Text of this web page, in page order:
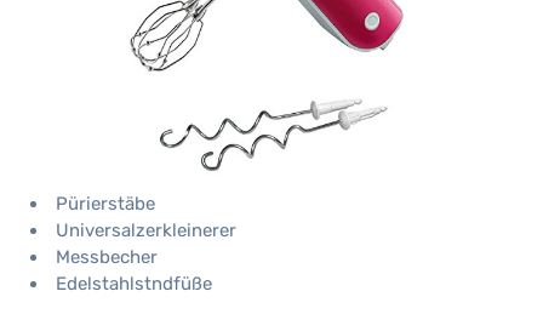
Pürierstäbe
Universalzerkleinerer
Messbecher
Edelstahlstndfüße